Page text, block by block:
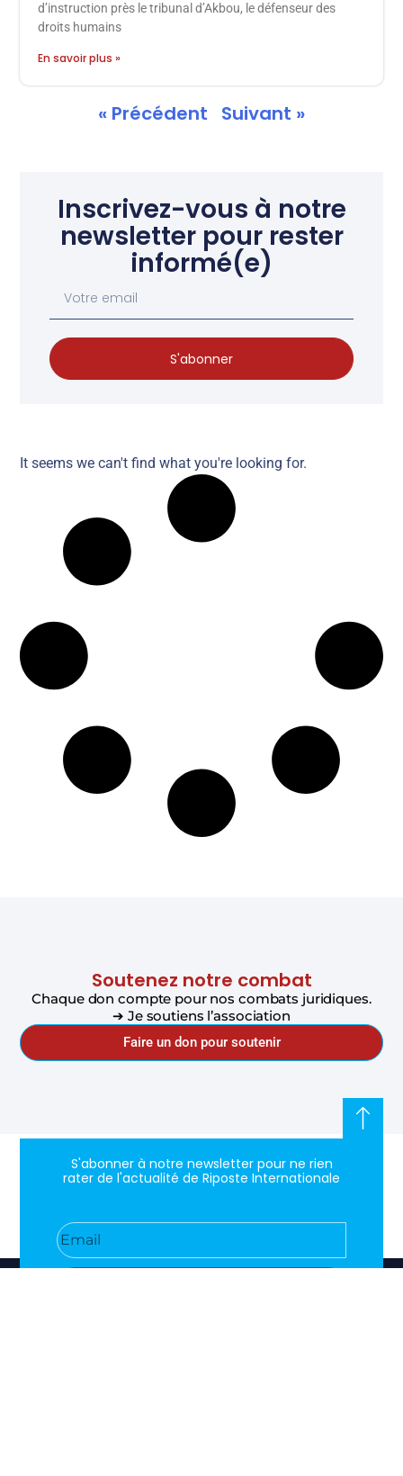
d’instruction près le tribunal d’Akbou, le défenseur des
droits humains
En savoir plus »
« Précédent Suivant »
Inscrivez-vous à notre
newsletter pour rester
informé(e)
S'abonner
It seems we can't find what you're looking for.
Soutenez notre combat
Chaque don compte pour nos combats juridiques.
➔ Je soutiens l’association
Faire un don pour soutenir
S'abonner à notre newsletter pour ne rien
rater de l'actualité de Riposte Internationale